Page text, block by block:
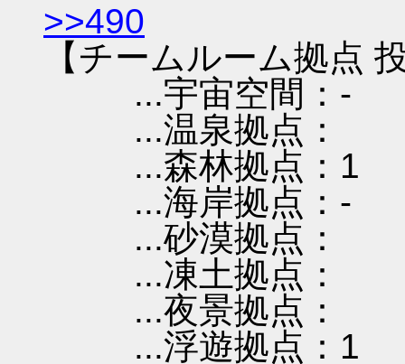
>>490
【チームルーム拠点
...宇宙空間：-
...温泉拠点：
...森林拠点：1
...海岸拠点：-
...砂漠拠点：
...凍土拠点：
...夜景拠点：
...浮遊拠点：1